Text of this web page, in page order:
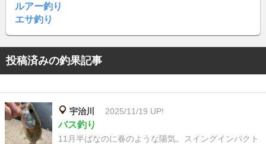
ルアー釣り
エサ釣り
投稿済みの釣果記事
宇治川 2025/11/19 UP!
バス釣り
11月半ばなのに春のような陽気。スイングインパクト